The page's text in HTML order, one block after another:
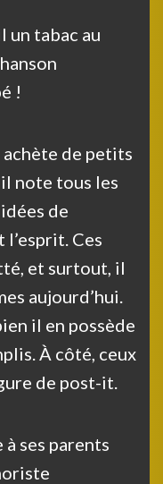
un tabac au
!
achète de petits
note tous les
de
Ces
et surtout, il
aujourd’hui.
il en possède
À côté, ceux
de post-it.
à ses parents